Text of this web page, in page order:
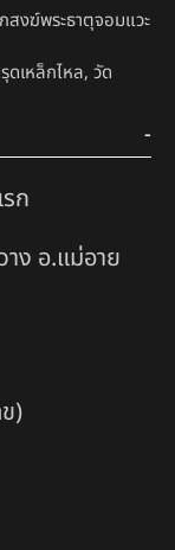
งฆ์พระธาตุจอมแวะ
ดเหล็กไหล, วัด
ก
ง อ.แม่อาย
)